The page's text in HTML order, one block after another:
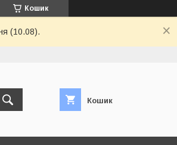
Кошик
(10.08).
Кошик